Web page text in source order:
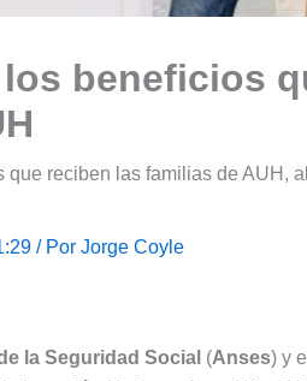
beneficios
que reciben las familias de AUH,
/ Por Jorge Coyle
la Seguridad Social (Anses) y